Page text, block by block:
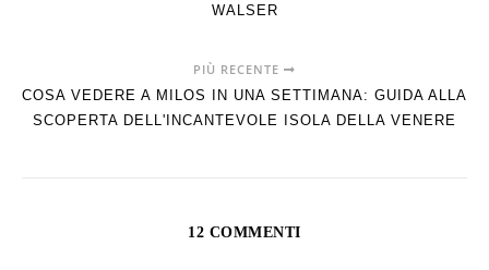
WALSER
PIÙ RECENTE
COSA VEDERE A MILOS IN UNA SETTIMANA: GUIDA ALLA
SCOPERTA DELL'INCANTEVOLE ISOLA DELLA VENERE
12 COMMENTI